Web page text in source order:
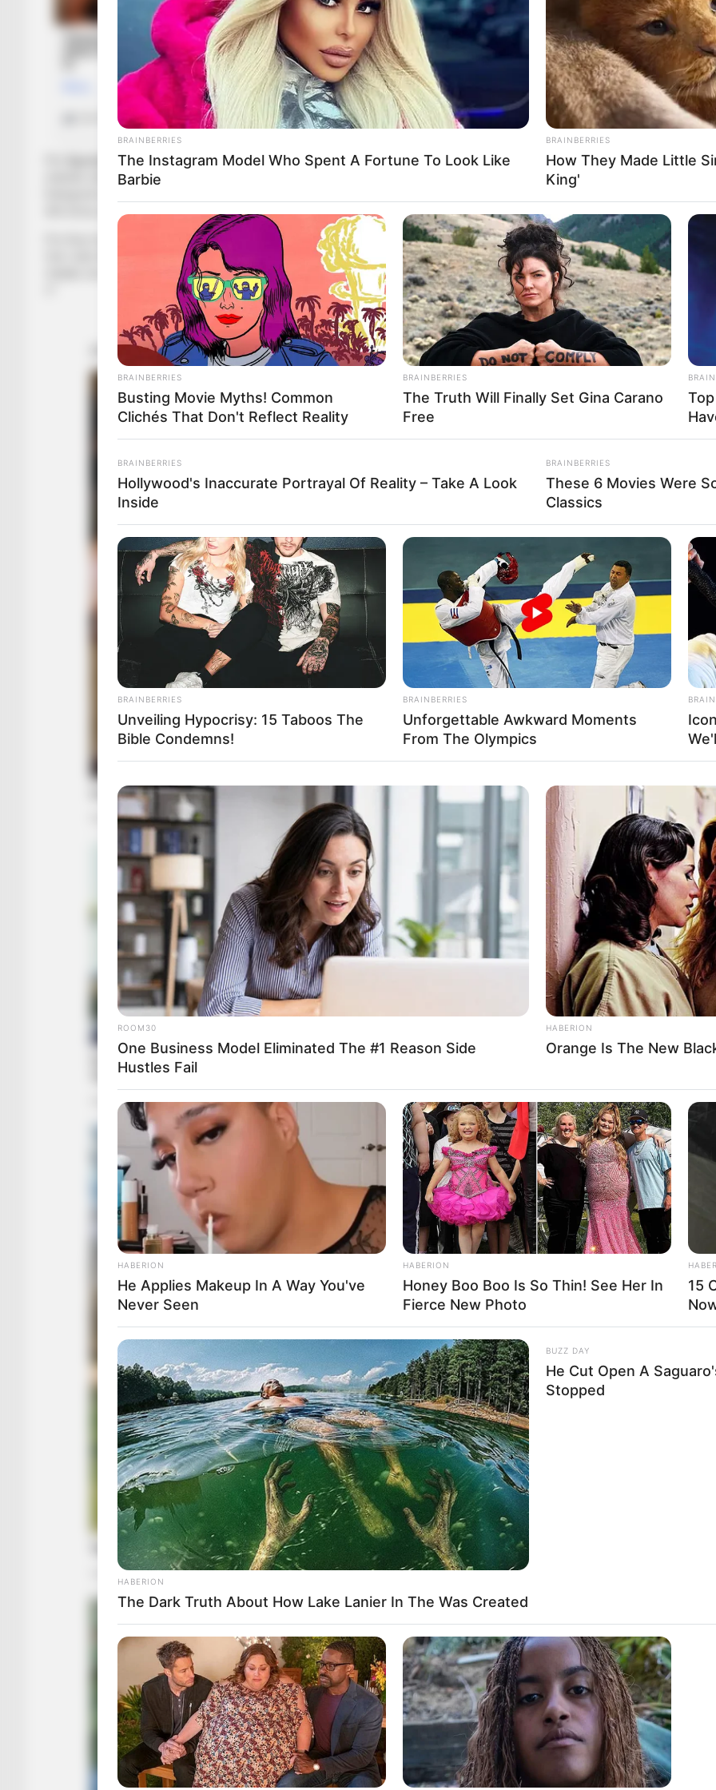
Sportekspres.com, drejtori teknik i Erzenit, Altin Keçi, deklaron se përforcimi me lojtarë të huaj do bëhet vetëm me
individë cilësorë. “Jo vetëm lojtarë afrikanë, por Erzeni këtë merkato e ka nisur edhe me futbollistë shqiptarë të njohur në
dhe besoj se këtë javë edhe mund ta mbyllim marrëveshjen”.
Por Keçi tregon edhe një tjetër mundësi në këtë merkato: “Në fundin e muajit qershor, tek Erzeni vijnë tre lojtarë afrikanë.
Unë i kam bërë gati dokumentat e tyre, dy prej të cilëve janë gati brenda 10 ditëve, ndërkohë që njeri prej tyre është duke i
mbyllur ato. Këta i mendojmë përforcime cilësore, pasi CV-ja e tyre tregon se i shërbejnë synimeve tona për sezonin e
AGRON KAJA
BRAINBERRIES
The Instagram Model Who Spent A Fortune To Look Like
Barbie
BRAINBERRIES
How They Made Little
King'
BRAINBERRIES
Busting Movie Myths! Common
Clichés That Don't Reflect Reality
BRAINBERRIES
The Truth Will Finally Set Gina Carano
Free
BRAINBERRIES
Hollywood's Inaccurate Portrayal Of Reality – Take A Look
Inside
BRAINBERRIES
These 6 Movies Were
Classics
BRAINBERRIES
Unveiling Hypocrisy: 15 Taboos The
Bible Condemns!
BRAINBERRIES
Unforgettable Awkward Moments
From The Olympics
ROOM30
One Business Model Eliminated The #1 Reason Side
Hustles Fail
HABERION
Orange Is The New
HABERION
He Applies Makeup In A Way You've
Never Seen
HABERION
Honey Boo Boo Is So Thin! See Her In
Fierce New Photo
15
HABERION
The Dark Truth About How Lake Lanier In The Was Created
BUZZ DAY
He Cut Open A
Stopped